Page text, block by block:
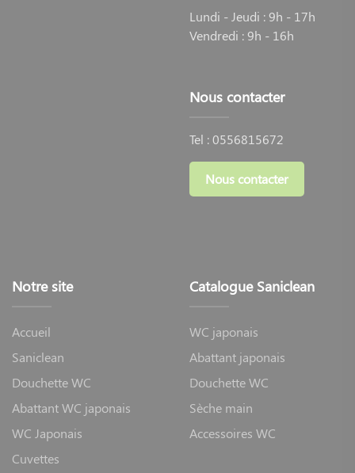
Lundi - Jeudi : 9h - 17h
Vendredi : 9h - 16h
Nous contacter
Tel :0556815672
Nous contacter
Notre site
Accueil
Saniclean
Douchette WC
Abattant WC japonais
WC Japonais
Cuvettes
Catalogue Saniclean
WC japonais
Abattant japonais
Douchette WC
Sèche main
Accessoires WC